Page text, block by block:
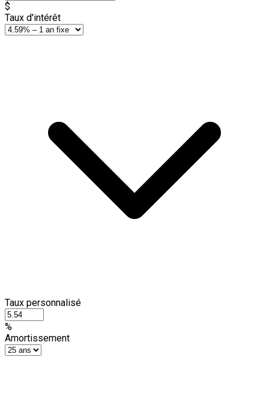
$
Taux d'intérêt
Taux personnalisé
%
Amortissement